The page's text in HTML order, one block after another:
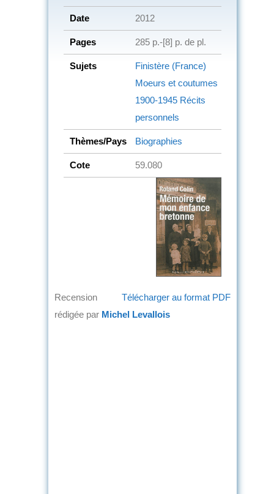
Date 2012
Pages 285 p.-[8] p. de pl.
Sujets
Finistère (France)
Moeurs et coutumes
1900-1945 Récits
personnels
Thèmes/Pays Biographies
Cote 59.080
Télécharger au format PDF
Recension
rédigée par Michel Levallois